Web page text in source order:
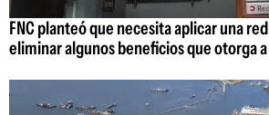
FNC planteó que necesita aplicar una
eliminar algunos beneficios que otorga